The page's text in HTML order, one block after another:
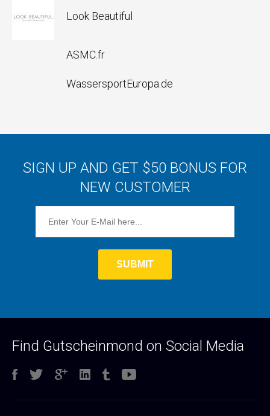
Look Beautiful
ASMC.fr
WassersportEuropa.de
SIGN UP AND GET $50 BONUS FOR
NEW CUSTOMER
Find Gutscheinmond on Social Media